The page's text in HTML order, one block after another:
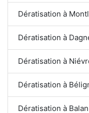
Dératisation à
Dératisation à
Dératisation à
Dératisation à
Dératisation à Balan